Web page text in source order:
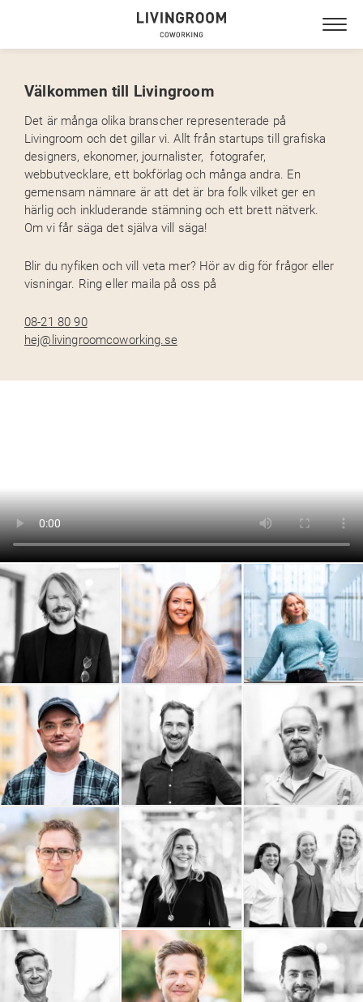
NYTORGET GUSTAVSBERG
Välkommen till Livingroom
Det är många olika branscher representerade på
Livingroom och det gillar vi. Allt från startups till grafiska
designers, ekonomer, journalister, fotografer,
webbutvecklare, ett bokförlag och många andra. En
gemensam nämnare är att det är bra folk vilket ger en
härlig och inkluderande stämning och ett brett nätverk.
Om vi får säga det själva vill säga!
Blir du nyfiken och vill veta mer? Hör av dig för frågor eller
visningar. Ring eller maila på oss på
08-21 80 90
hej@livingroomcoworking.se
9000 AB
OAWA - On A Wednesday
Afternoon
Popshop
Philip Nordström Design Pelostudio Palmgren Artdirection
Ownadventure
Ordning och Redovisning
i Stockholm AB